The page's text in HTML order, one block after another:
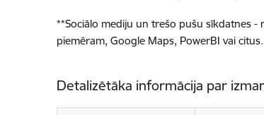
**Sociālo mediju un trešo pušu sīkdatnes -
piemēram, Google Maps, PowerBI vai citus.
Detalizētāka informācija par